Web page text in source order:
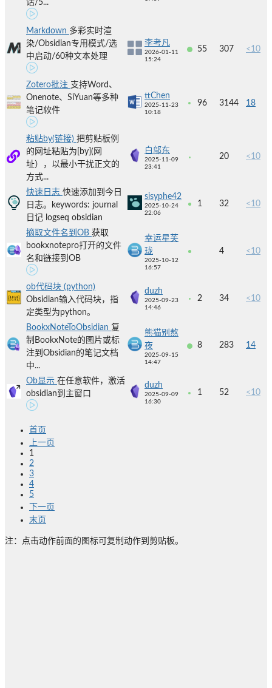
话/5...
Markdown 多彩实时渲
染/Obsidian专用模式/选
中启动/60种文本处理
李考凡
2026-01-11
15:24
55 307 <10
Zotero批注 支持Word、
Onenote、SiYuan等多种
笔记软件
ttChen
2025-11-23
10:18
96 3144 18
粘贴by(链接) 把剪贴板例
的网址粘贴为[by](网
址），以最小干扰正文的
方式...
白邬东
2025-11-09
23:41
20 <10
快速日志 快速添加到今日
日志。keywords: journal
日记 logseq obsidian
sisyphe42
2025-10-24
22:06
1 32 <10
摘取文件名到OB 获取
bookxnotepro打开的文件
名和链接到OB
幸运星芙
珑
2025-10-12
16:57
4 <10
ob代码块 (python)
Obsidian输入代码块，指
定类型为python。
duzh
2025-09-23
14:46
2 34 <10
BookxNoteToObsidian 复
制BookxNote的图片或标
注到Obsidian的笔记文档
中...
熊猫别熬
夜
2025-09-15
14:47
8 283 14
Ob显示 在任意软件，激活
obsidian到主窗口
duzh
2025-09-09
16:30
1 52 <10
首页
上一页
1
2
3
4
5
下一页
末页
注：点击动作前面的图标可复制动作到剪贴板。